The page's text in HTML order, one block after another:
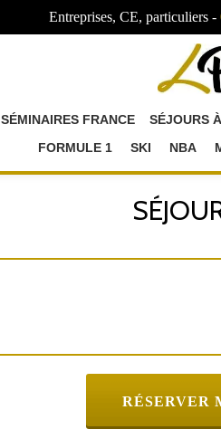
Entreprises, CE, particuliers -
SÉMINAIRES FRANCE SÉJOURS
FORMULE 1
SKI NBA
RÉSERVER